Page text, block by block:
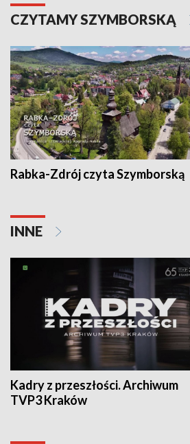
CZYTAMY SZYMBORSKĄ
Rabka-Zdrój czyta Szymborską
INNE
Kadry z przeszłości. Archiwum
TVP3 Kraków